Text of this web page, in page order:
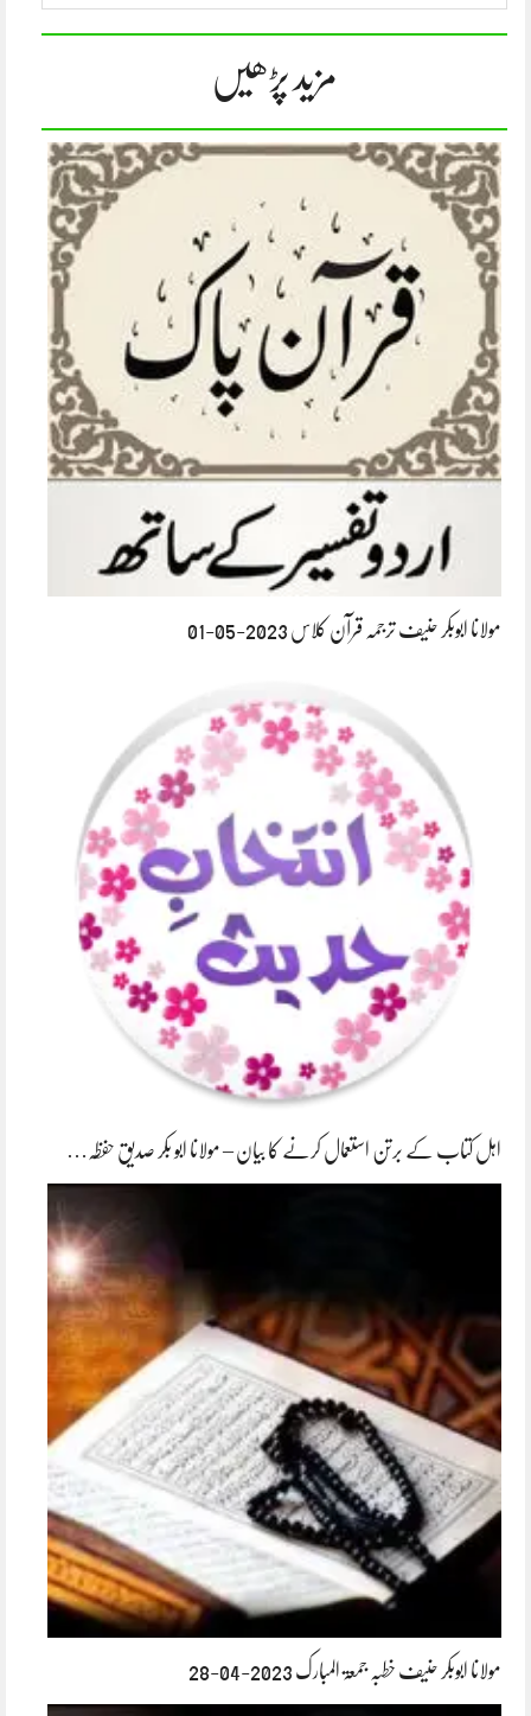
مزید پڑھیں
مولانا ابوبکر حنیف ترجمہ قرآن کلاس 2023-05-01
اہل کتاب کے برتن استعمال کرنے کا بیان – مولانا ابو بکر صدیق حفظہ…
مولانا ابوبکر حنیف خطبہ جمعۃ المبارک 2023-04-28